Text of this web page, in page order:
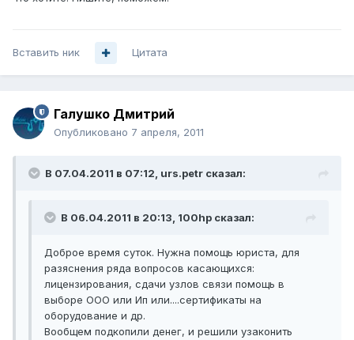
Вставить ник Цитата
Галушко Дмитрий
Опубликовано 7 апреля, 2011
В 07.04.2011 в 07:12, urs.petr сказал:
В 06.04.2011 в 20:13, 100hp сказал:
Доброе время суток. Нужна помощь юриста, для
разяснения ряда вопросов касающихся:
лицензирования, сдачи узлов связи помощь в
выборе ООО или Ип или....сертификаты на
оборудование и др.
Вообщем подкопили денег, и решили узаконить